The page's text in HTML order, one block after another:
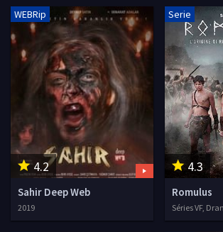
4.2
WEBRip
Sahir Deep Web
2019
4.3
Serie
Romulus
Séries VF,